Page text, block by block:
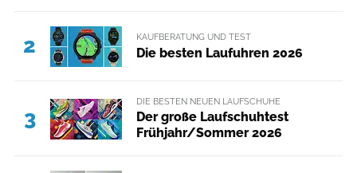
2 KAUFBERATUNG UND TEST
Die besten Laufuhren 2026
3
DIE BESTEN NEUEN LAUFSCHUHE
Der große Laufschuhtest
Frühjahr/Sommer 2026